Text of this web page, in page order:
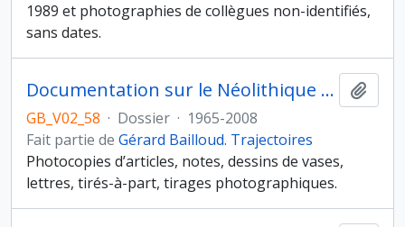
1989 et photographies de collègues non-identifiés,
sans dates.
Documentation sur le Néolithique Moyen I de Bretagne
GB_V02_58 · Dossier · 1965-2008
Fait partie de Gérard Bailloud. Trajectoires
Photocopies d’articles, notes, dessins de vases,
lettres, tirés-à-part, tirages photographiques.